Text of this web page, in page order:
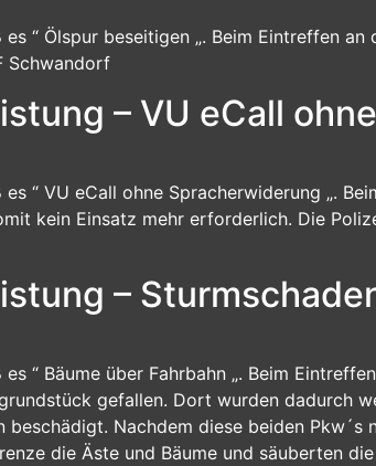
“ Ölspur beseitigen „. Beim Eintreffen
Schwandorf
– VU eCall
“ VU eCall ohne Spracherwiderung „.
kein Einsatz mehr erforderlich. Die
–
“ Bäume über Fahrbahn „. Beim
gefallen. Dort wurden dadurch
Nachdem diese beiden
die Äste und Bäume und säuberten